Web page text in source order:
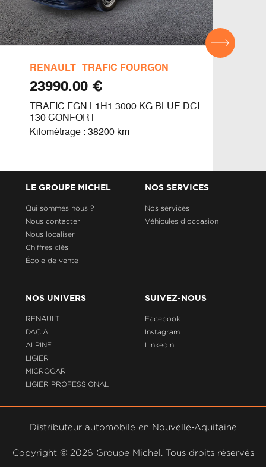
RENAULT TRAFIC FOURGON
€ 23990.00
TRAFIC FGN L1H1 3000 KG BLUE DCI
130 CONFORT
Kilométrage : 38200 km
LE GROUPE MICHEL
Qui sommes nous ?
Nous contacter
Nous localiser
Chiffres clés
École de vente
NOS SERVICES
Nos services
Véhicules d'occasion
NOS UNIVERS
RENAULT
DACIA
ALPINE
LIGIER
MICROCAR
LIGIER PROFESSIONAL
SUIVEZ-NOUS
Facebook
Instagram
Linkedin
Distributeur automobile en Nouvelle-Aquitaine
Copyright © 2026 Groupe Michel. Tous droits réservés